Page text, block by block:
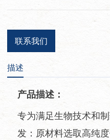
联系我们
描述
产品描述：
专为满足生物技术和
发：原材料选取高纯